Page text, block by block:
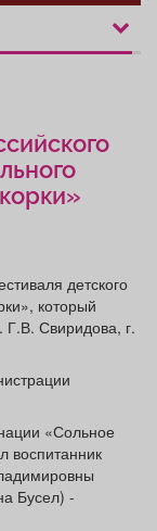
Услуги
Компании
Погода
детского
который
Г.В. Свиридова, г.
«Сольное
воспитанник
Бусел) -